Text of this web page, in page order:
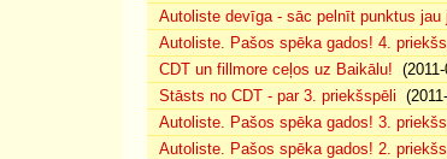
Autoliste devīga - sāc pelnīt punktus jau
Autoliste. Pašos spēka gados! 4.
CDT un fillmore ceļos uz Baikālu!
Stāsts no CDT - par 3. priekšspēli
Autoliste. Pašos spēka gados! 3.
Autoliste. Pašos spēka gados! 2.